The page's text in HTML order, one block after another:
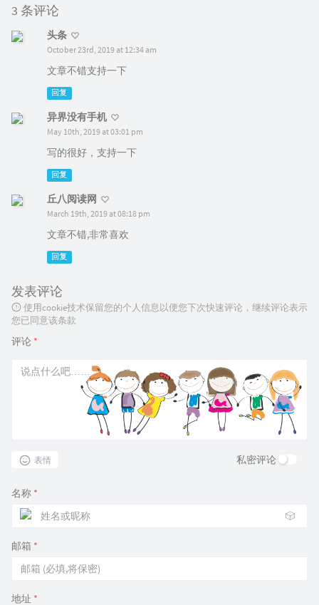
3 条评论
头条
October 23rd, 2019 at 12:34 am
文章不错支持一下
回复
异界没有手机
May 10th, 2019 at 03:01 pm
写的很好，支持一下
回复
丘八阅读网
March 19th, 2019 at 08:18 pm
文章不错,非常喜欢
回复
发表评论
使用cookie技术保留您的个人信息以便您下次快速评论，继续评论表示
您已同意该条款
评论 *
表情 私密评论
名称 *
🎲
邮箱 *
地址 *